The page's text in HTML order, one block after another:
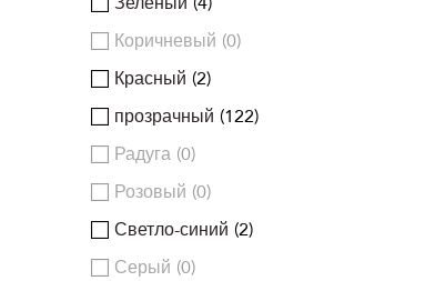
Коричневый 0
Красный 2
прозрачный 122
Радуга 0
Розовый 0
Светло-синий 2
Серый 0